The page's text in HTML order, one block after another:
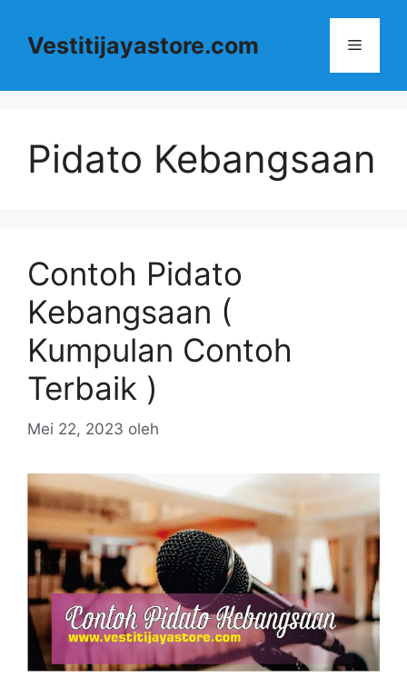
Vestitijayastore.com Menu
Pidato Kebangsaan
Contoh Pidato
Kebangsaan (
Kumpulan Contoh
Terbaik )
Mei 22, 2023 oleh